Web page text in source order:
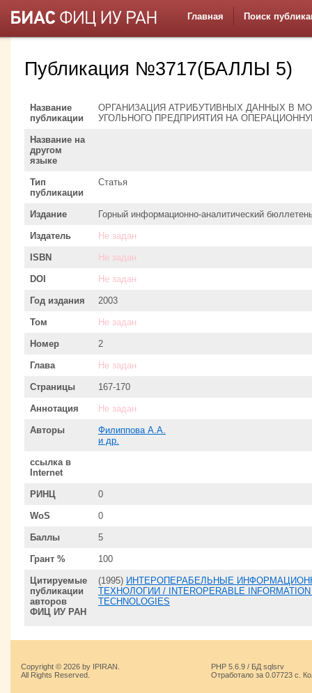
Главная Поиск
Публикация №3717(БАЛЛЫ 5)
Название
публикации
ОРГАНИЗАЦИЯ АТРИБУТИВНЫХ ДАННЫХ В
УГОЛЬНОГО ПРЕДПРИЯТИЯ НА
Название на
другом
языке
Тип
публикации
Статья
Издание Горный информационно-аналитический
Издатель Не задан
ISBN Не задан
DOI Не задан
Год издания 2003
Том Не задан
Номер 2
Глава Не задан
Страницы 167-170
Аннотация Не задан
Авторы
Филиппова А.А.
и др.
ссылка в
Internet
РИНЦ 0
WoS 0
Баллы 5
Грант % 100
Цитируемые
публикации
авторов
ФИЦ ИУ РАН
(1995) ИНТЕРОПЕРАБЕЛЬНЫЕ
ТЕХНОЛОГИИ / INTEROPERABLE INFORMATION
TECHNOLOGIES
Copyright © 2026 by IPIRAN.
All Rights Reserved.
PHP 5.6.9 / БД sqlsrv
Отработало за 0.07723 с.